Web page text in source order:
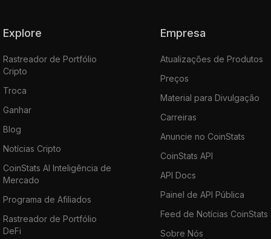
Explore
Rastreador de Portfólio
Cripto
Troca
Ganhar
Blog
Notícias Cripto
CoinStats AI Inteligência de
Mercado
Programa de Afiliados
Rastreador de Portfólio
DeFi
Empresa
Atualizações de Produtos
Preços
Material para Divulgação
Carreiras
Anuncie no CoinStats
CoinStats API
API Docs
Painel de API Pública
Feed de Notícias CoinStats
Sobre Nós